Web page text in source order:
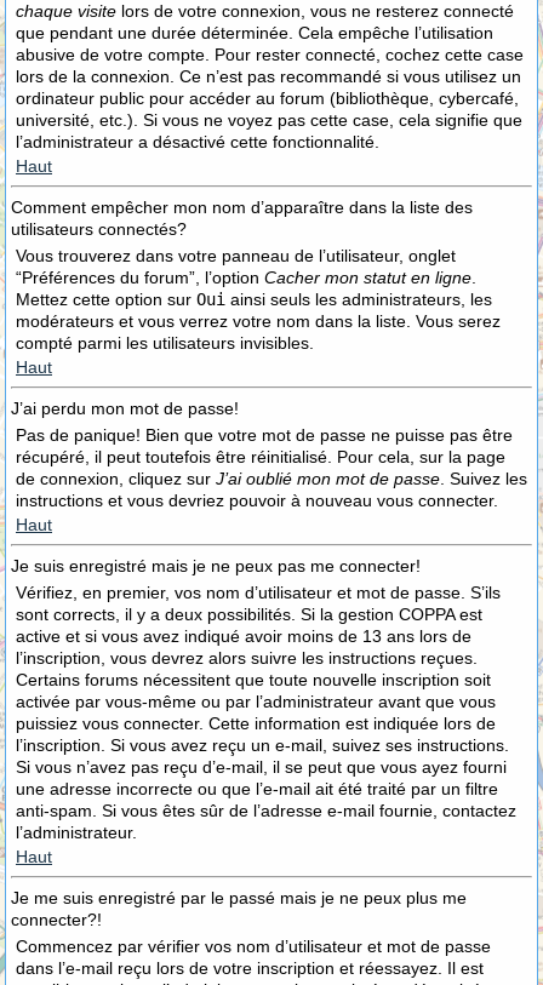
chaque visite lors de votre connexion, vous ne resterez connecté
que pendant une durée déterminée. Cela empêche l’utilisation
abusive de votre compte. Pour rester connecté, cochez cette case
lors de la connexion. Ce n’est pas recommandé si vous utilisez un
ordinateur public pour accéder au forum (bibliothèque, cybercafé,
université, etc.). Si vous ne voyez pas cette case, cela signifie que
l’administrateur a désactivé cette fonctionnalité.
Haut
Comment empêcher mon nom d’apparaître dans la liste des
utilisateurs connectés?
Vous trouverez dans votre panneau de l’utilisateur, onglet
“Préférences du forum”, l’option Cacher mon statut en ligne
Mettez cette option sur Oui ainsi seuls les administrateurs, les
modérateurs et vous verrez votre nom dans la liste. Vous serez
compté parmi les utilisateurs invisibles.
Haut
J’ai perdu mon mot de passe!
Pas de panique! Bien que votre mot de passe ne puisse pas être
récupéré, il peut toutefois être réinitialisé. Pour cela, sur la page
de connexion, cliquez sur J’ai oublié mon mot de passe . Suivez les
instructions et vous devriez pouvoir à nouveau vous connecter.
Haut
Je suis enregistré mais je ne peux pas me connecter!
Vérifiez, en premier, vos nom d’utilisateur et mot de passe. S’ils
sont corrects, il y a deux possibilités. Si la gestion COPPA est
active et si vous avez indiqué avoir moins de 13 ans lors de
l’inscription, vous devrez alors suivre les instructions reçues.
Certains forums nécessitent que toute nouvelle inscription soit
activée par vous-même ou par l’administrateur avant que vous
puissiez vous connecter. Cette information est indiquée lors de
l’inscription. Si vous avez reçu un e-mail, suivez ses instructions.
Si vous n’avez pas reçu d’e-mail, il se peut que vous ayez fourni
une adresse incorrecte ou que l’e-mail ait été traité par un filtre
anti-spam. Si vous êtes sûr de l’adresse e-mail fournie, contactez
l’administrateur.
Haut
Je me suis enregistré par le passé mais je ne peux plus me
connecter?!
Commencez par vérifier vos nom d’utilisateur et mot de passe
dans l’e-mail reçu lors de votre inscription et réessayez. Il est